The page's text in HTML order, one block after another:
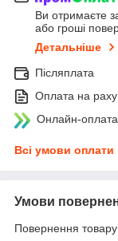
Ви отримаєте
або гроші
Детальніше
Післяплата
Оплата на
Онлайн-
Всі умови оплати
Умови
Повернення